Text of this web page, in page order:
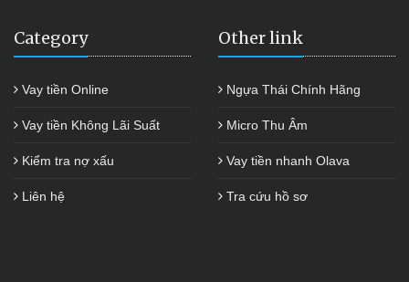
Category
Vay tiền Online
Vay tiền Không Lãi Suất
Kiểm tra nợ xấu
Liên hệ
Other link
Ngựa Thái Chính Hãng
Micro Thu Âm
Vay tiền nhanh Olava
Tra cứu hồ sơ